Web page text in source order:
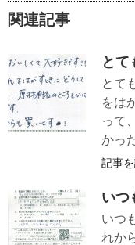
関連記事
とて
とて
をは
って
かっ
記事
いつ
いつ
れか